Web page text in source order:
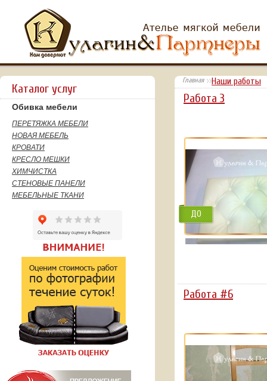
Каталог услуг
Обивка мебели
ПЕРЕТЯЖКА МЕБЕЛИ
НОВАЯ МЕБЕЛЬ
КРОВАТИ
КРЕСЛО МЕШКИ
ХИМЧИСТКА
СТЕНОВЫЕ ПАНЕЛИ
МЕБЕЛЬНЫЕ ТКАНИ
Главная Наши работы
Работа 3
ДО
Работа #6